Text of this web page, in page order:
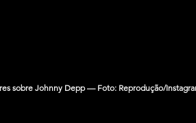
sobre Johnny Depp — Foto: Reprodução/